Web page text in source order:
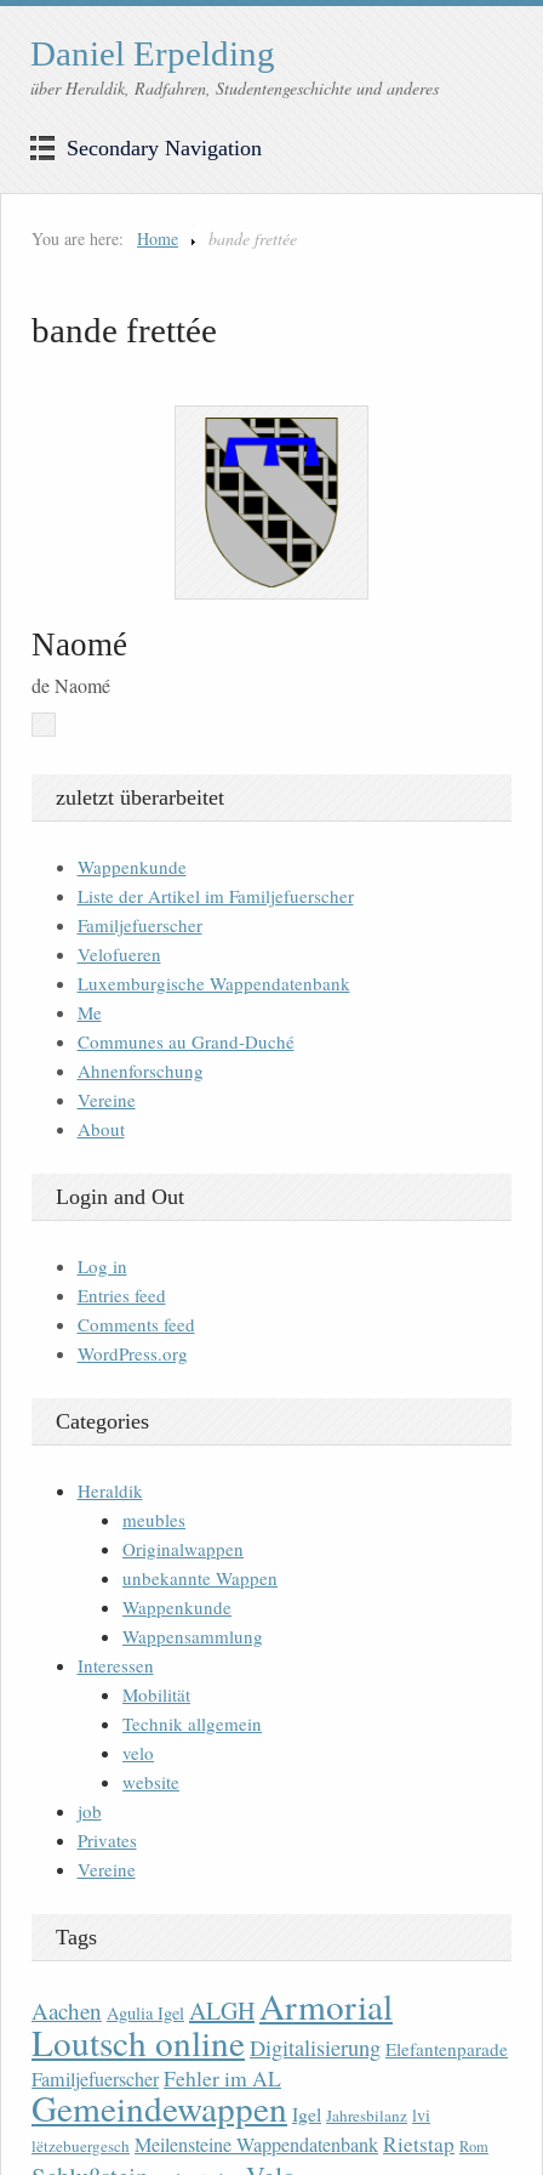
Daniel Erpelding
über Heraldik, Radfahren, Studentengeschichte und anderes
Secondary Navigation
You are here: Home bande frettée
bande frettée
Naomé
de Naomé
zuletzt überarbeitet
Wappenkunde
Liste der Artikel im Familjefuerscher
Familjefuerscher
Velofueren
Luxemburgische Wappendatenbank
Me
Communes au Grand-Duché
Ahnenforschung
Vereine
About
Login and Out
Log in
Entries feed
Comments feed
WordPress.org
Categories
Heraldik
meubles
Originalwappen
unbekannte Wappen
Wappenkunde
Wappensammlung
Interessen
Mobilität
Technik allgemein
velo
website
job
Privates
Vereine
Tags
Aachen Agulia Igel ALGHArmorial
Loutsch onlineDigitalisierung Elefantenparade
FamiljefuerscherFehler im AL
Gemeindewappen Igel Jahresbilanz lvi
lëtzebuergesch Meilensteine WappendatenbankRietstap Rom